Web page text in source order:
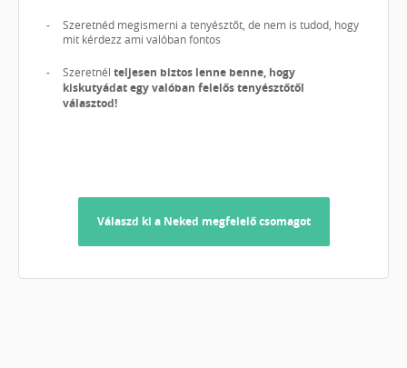
Szeretnéd megismerni a tenyésztőt, de nem is tudod, hogy
mit kérdezz ami valóban fontos
Szeretnél teljesen biztos lenne benne, hogy
kiskutyádat egy valóban felelős tenyésztőtől
választod!
Válaszd ki a Neked megfelelő csomagot